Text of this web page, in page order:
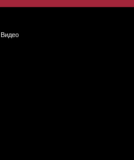
Видео